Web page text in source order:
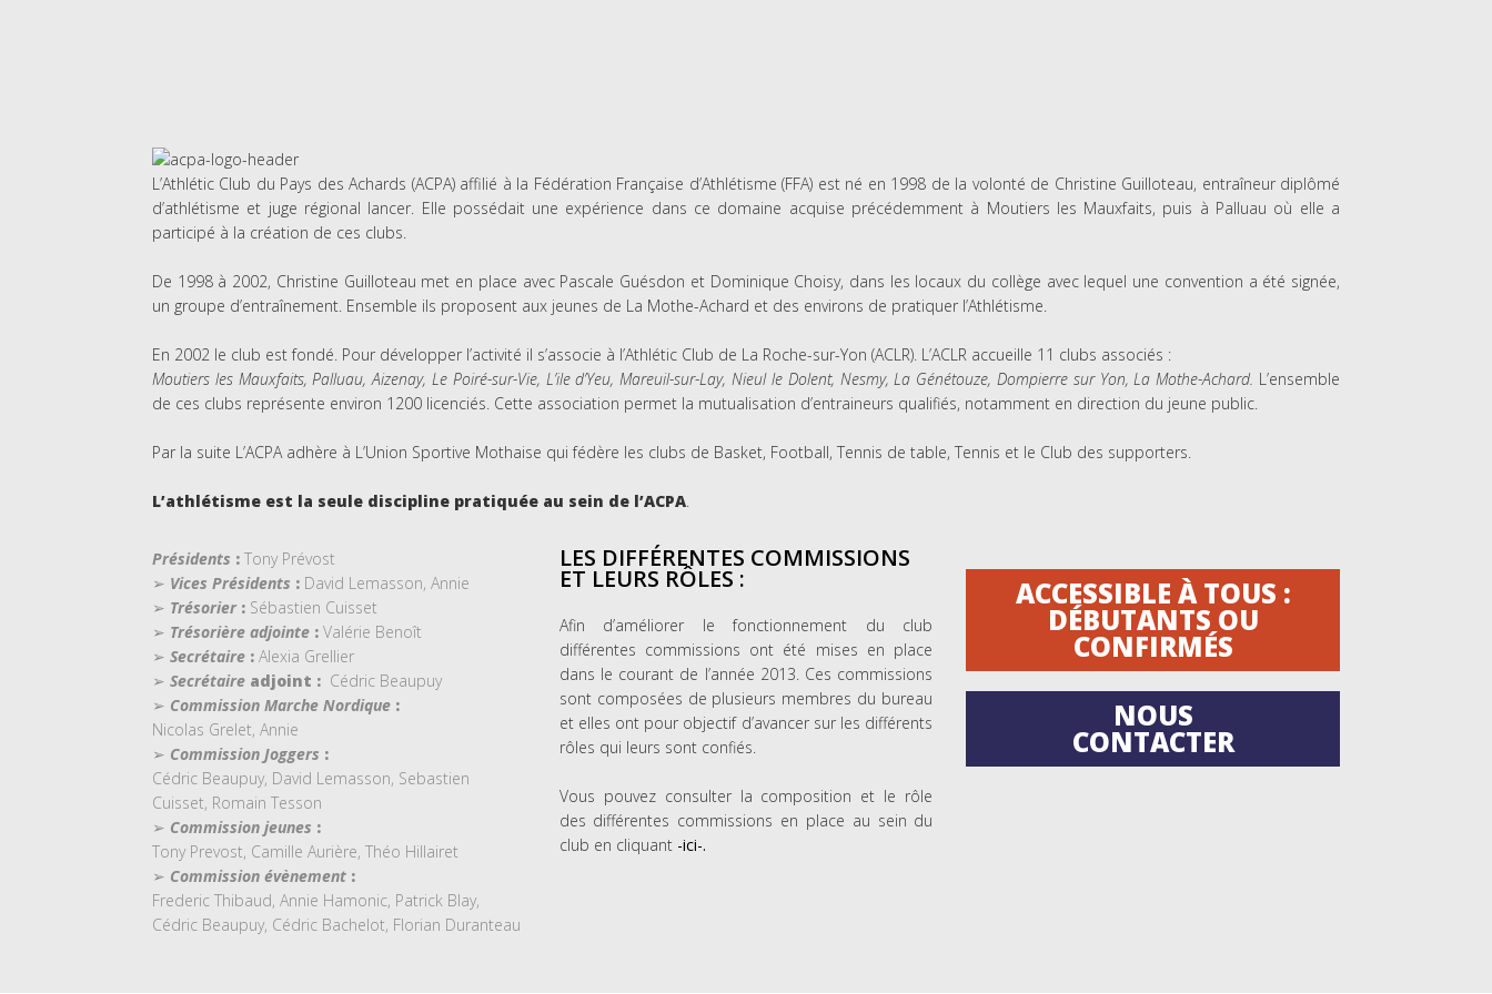
L’Athlétic Club du Pays des Achards (ACPA) affilié à la Fédération Française d’Athlétisme (FFA) est né en 1998 de la volonté de Christine Guilloteau, entraîneur diplômé
d’athlétisme et juge régional lancer. Elle possédait une expérience dans ce domaine acquise précédemment à Moutiers les Mauxfaits, puis à Palluau où elle a
participé à la création de ces clubs.
De 1998 à 2002, Christine Guilloteau met en place avec Pascale Guésdon et Dominique Choisy, dans les locaux du collège avec lequel une convention a été signée,
un groupe d’entraînement. Ensemble ils proposent aux jeunes de La Mothe-Achard et des environs de pratiquer l’Athlétisme.
En 2002 le club est fondé. Pour développer l’activité il s’associe à l’Athlétic Club de La Roche-sur-Yon (ACLR). L’ACLR accueille 11 clubs associés :
Moutiers les Mauxfaits, Palluau, Aizenay, Le Poiré-sur-Vie, L’ile d’Yeu, Mareuil-sur-Lay, Nieul le Dolent, Nesmy, La Génétouze, Dompierre sur Yon, La Mothe-Achard. L’ensemble
de ces clubs représente environ 1200 licenciés. Cette association permet la mutualisation d’entraineurs qualifiés, notamment en direction du jeune public.
Par la suite L’ACPA adhère à L’Union Sportive Mothaise qui fédère les clubs de Basket, Football, Tennis de table, Tennis et le Club des supporters.
L’athlétisme est la seule discipline pratiquée au sein de l’ACPA.
Présidents : Tony Prévost
➢ Vices Présidents : David Lemasson, Annie
➢ Trésorier: Sébastien Cuisset
➢ Trésorière adjointe : Valérie Benoît
➢ Secrétaire : Alexia Grellier
➢ Secrétaire adjoint : Cédric Beaupuy
➢ Commission Marche Nordique :
Nicolas Grelet, Annie
➢ Commission Joggers :
Cédric Beaupuy, David Lemasson, Sebastien
Cuisset, Romain Tesson
➢ Commission jeunes :
Tony Prevost, Camille Aurière, Théo Hillairet
➢ Commission évènement :
Frederic Thibaud, Annie Hamonic, Patrick Blay,
Cédric Beaupuy, Cédric Bachelot, Florian Duranteau
LES DIFFÉRENTES COMMISSIONS
ET LEURS RÔLES :
Afin d’améliorer le fonctionnement du club
différentes commissions ont été mises en place
dans le courant de l’année 2013. Ces commissions
sont composées de plusieurs membres du bureau
et elles ont pour objectif d’avancer sur les différents
rôles qui leurs sont confiés.
Vous pouvez consulter la composition et le rôle
des différentes commissions en place au sein du
club en cliquant -ici-.
ACCESSIBLE À TOUS :
DÉBUTANTS OU
CONFIRMÉS
NOUS
CONTACTER